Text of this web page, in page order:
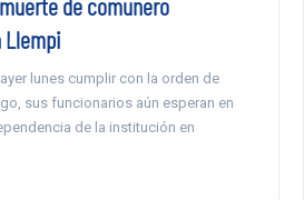
Llempi
lunes cumplir con la orden de
sus funcionarios aún esperan en
de la institución en